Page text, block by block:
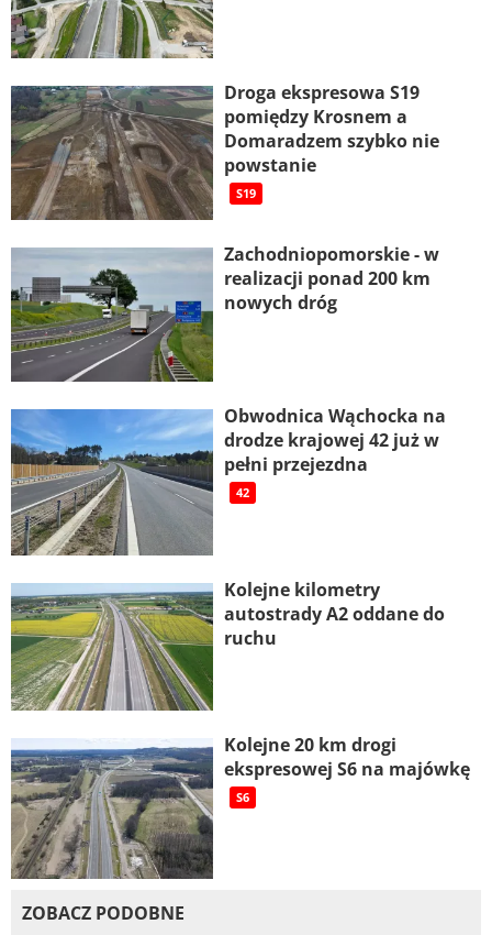
Droga ekspresowa S19
pomiędzy Krosnem a
Domaradzem szybko nie
powstanie
S19
Zachodniopomorskie - w
realizacji ponad 200 km
nowych dróg
Obwodnica Wąchocka na
drodze krajowej 42 już w
pełni przejezdna
42
Kolejne kilometry
autostrady A2 oddane do
ruchu
Kolejne 20 km drogi
ekspresowej S6 na majówkę
S6
ZOBACZ PODOBNE